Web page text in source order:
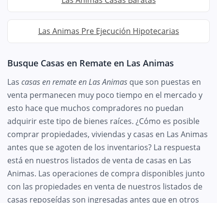
Las Animas Pre Ejecución Hipotecarias
Busque Casas en Remate en Las Animas
Las casas en remate en Las Animas que son puestas en
venta permanecen muy poco tiempo en el mercado y
esto hace que muchos compradores no puedan
adquirir este tipo de bienes raíces. ¿Cómo es posible
comprar propiedades, viviendas y casas en Las Animas
antes que se agoten de los inventarios? La respuesta
está en nuestros listados de venta de casas en Las
Animas. Las operaciones de compra disponibles junto
con las propiedades en venta de nuestros listados de
casas reposeídas son ingresadas antes que en otros